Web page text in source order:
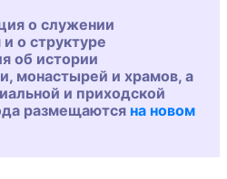
о служении
о структуре
об истории
монастырей и храмов, а
и приходской
размещаются на новом